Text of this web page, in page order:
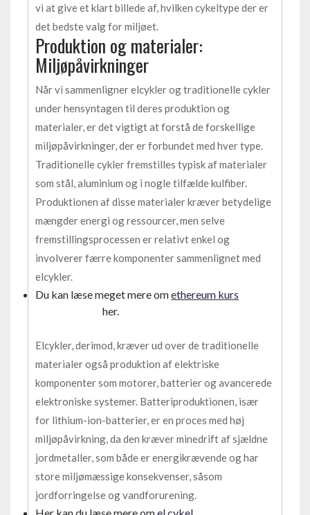
vi at give et klart billede af, hvilken cykeltype der er
det bedste valg for miljøet.
Produktion og materialer:
Miljøpåvirkninger
Når vi sammenligner elcykler og traditionelle cykler
under hensyntagen til deres produktion og
materialer, er det vigtigt at forstå de forskellige
miljøpåvirkninger, der er forbundet med hver type.
Traditionelle cykler fremstilles typisk af materialer
som stål, aluminium og i nogle tilfælde kulfiber.
Produktionen af disse materialer kræver betydelige
mængder energi og ressourcer, men selve
fremstillingsprocessen er relativt enkel og
involverer færre komponenter sammenlignet med
elcykler.
Du kan læse meget mere omethereum kurs
her.
Elcykler, derimod, kræver ud over de traditionelle
materialer også produktion af elektriske
komponenter som motorer, batterier og avancerede
elektroniske systemer. Batteriproduktionen, især
for lithium-ion-batterier, er en proces med høj
miljøpåvirkning, da den kræver minedrift af sjældne
jordmetaller, som både er energikrævende og har
store miljømæssige konsekvenser, såsom
jordforringelse og vandforurening.